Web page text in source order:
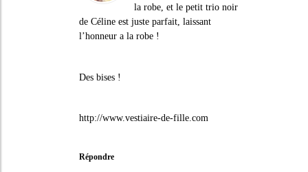
la robe, et le petit trio noir
de Céline est juste parfait, laissant
l’honneur a la robe !
Des bises !
http://www.vestiaire-de-fille.com
Répondre